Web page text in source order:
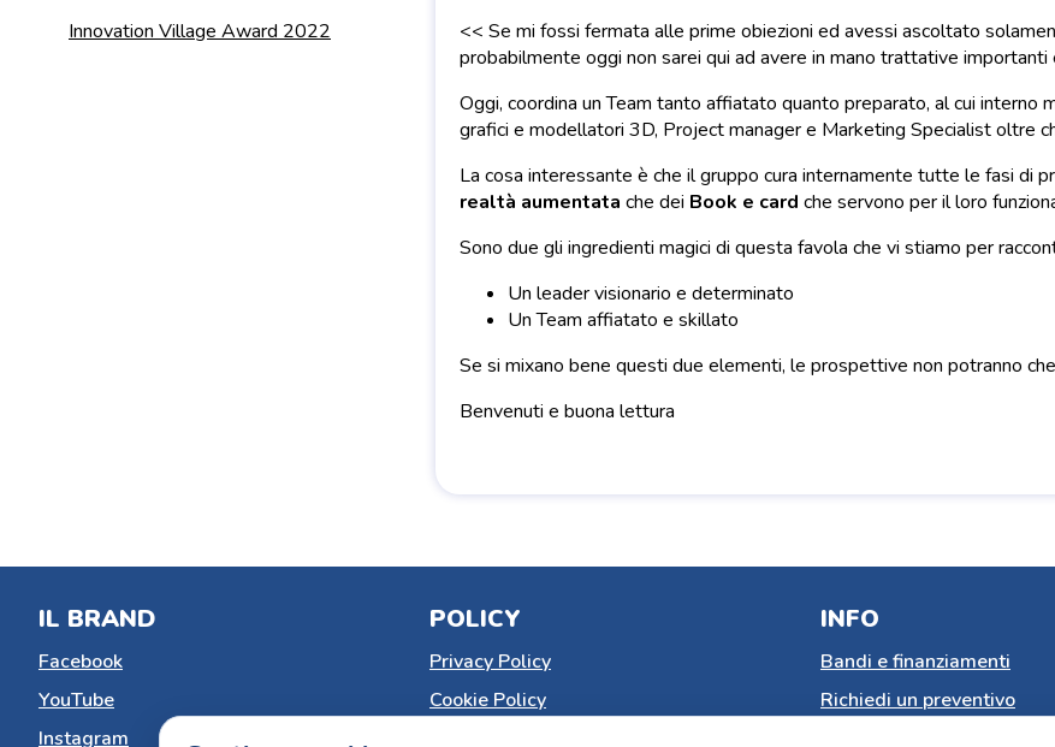
Innovation Village Award 2022
<< Se mi fossi fermata alle prime obiezioni ed avessi ascoltato
probabilmente oggi non sarei qui ad avere in mano trattative
Oggi, coordina un Team tanto affiatato quanto preparato, al cui
grafici e modellatori 3D, Project manager e Marketing Specialist oltre
La cosa interessante è che il gruppo cura internamente tutte le fasi di
realtà aumentata che dei Book e card che servono per il loro
Sono due gli ingredienti magici di questa favola che vi stiamo per
Un leader visionario e determinato
Un Team affiatato e skillato
Se si mixano bene questi due elementi, le prospettive non potranno
Benvenuti e buona lettura
IL BRAND
Facebook
YouTube
Instagram
POLICY
Privacy Policy
Cookie Policy
INFO
Bandi e finanziamenti
Richiedi un preventivo